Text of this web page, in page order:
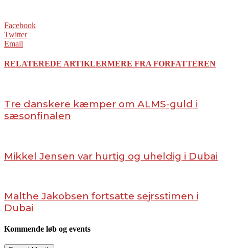
Facebook
Twitter
Email
RELATEREDE ARTIKLERMERE FRA FORFATTEREN
Tre danskere kæmper om ALMS-guld i
sæsonfinalen
Mikkel Jensen var hurtig og uheldig i Dubai
Malthe Jakobsen fortsatte sejrsstimen i
Dubai
Kommende løb og events